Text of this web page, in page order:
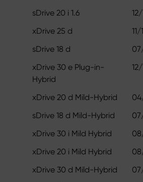
sDrive 20 i 1.6
xDrive 25 d
sDrive 18 d
xDrive 30 e Plug-in-
Hybrid
xDrive 20 d Mild-Hybrid
sDrive 18 d Mild-Hybrid
xDrive 30 i Mild Hybrid
xDrive 20 i Mild Hybrid
xDrive 30 d Mild-Hybrid